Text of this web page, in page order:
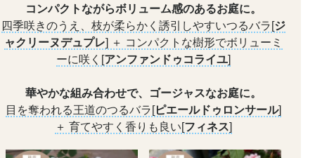
コンパクトながらボリューム感のあるお庭に。
四季咲きのうえ、枝が柔らかく誘引しやすいつるバラ[ジ
ャクリーヌデュプレ] ＋ コンパクトな樹形でボリューミ
ーに咲く[アンファンドゥコライユ]
華やかな組み合わせで、ゴージャスなお庭に。
目を奪われる王道のつるバラ[ピエールドゥロンサール]
＋ 育てやすく香りも良い[フィネス]